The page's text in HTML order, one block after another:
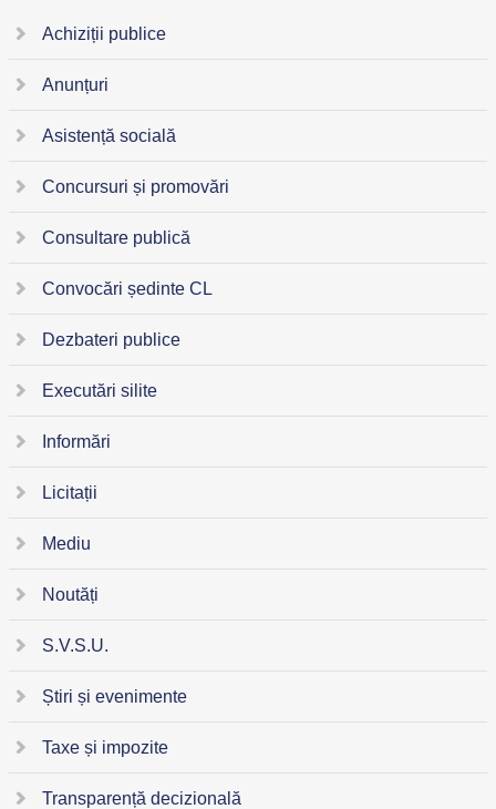
Achiziții publice
Anunțuri
Asistență socială
Concursuri și promovări
Consultare publică
Convocări ședinte CL
Dezbateri publice
Executări silite
Informări
Licitații
Mediu
Noutăți
S.V.S.U.
Știri și evenimente
Taxe și impozite
Transparență decizională